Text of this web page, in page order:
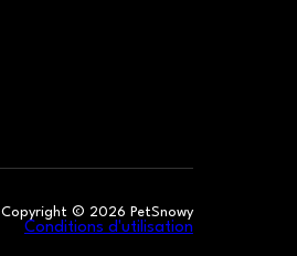
Copyright © 2026 PetSnowy
Conditions d'utilisation